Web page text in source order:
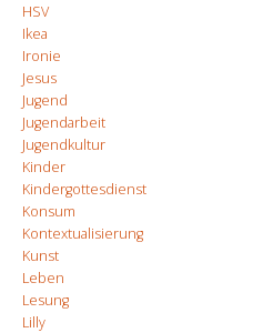
HSV
Ikea
Ironie
Jesus
Jugend
Jugendarbeit
Jugendkultur
Kinder
Kindergottesdienst
Konsum
Kontextualisierung
Kunst
Leben
Lesung
Lilly